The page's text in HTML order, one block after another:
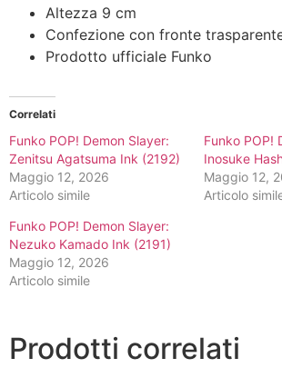
Altezza 9 cm
Confezione con fronte
Prodotto ufficiale Funko
Correlati
Funko POP! Demon Slayer:
Zenitsu Agatsuma Ink (2192)
Maggio 12, 2026
Articolo simile
Funko POP!
Inosuke
Maggio 12,
Articolo
Funko POP! Demon Slayer:
Nezuko Kamado Ink (2191)
Maggio 12, 2026
Articolo simile
Prodotti correlati